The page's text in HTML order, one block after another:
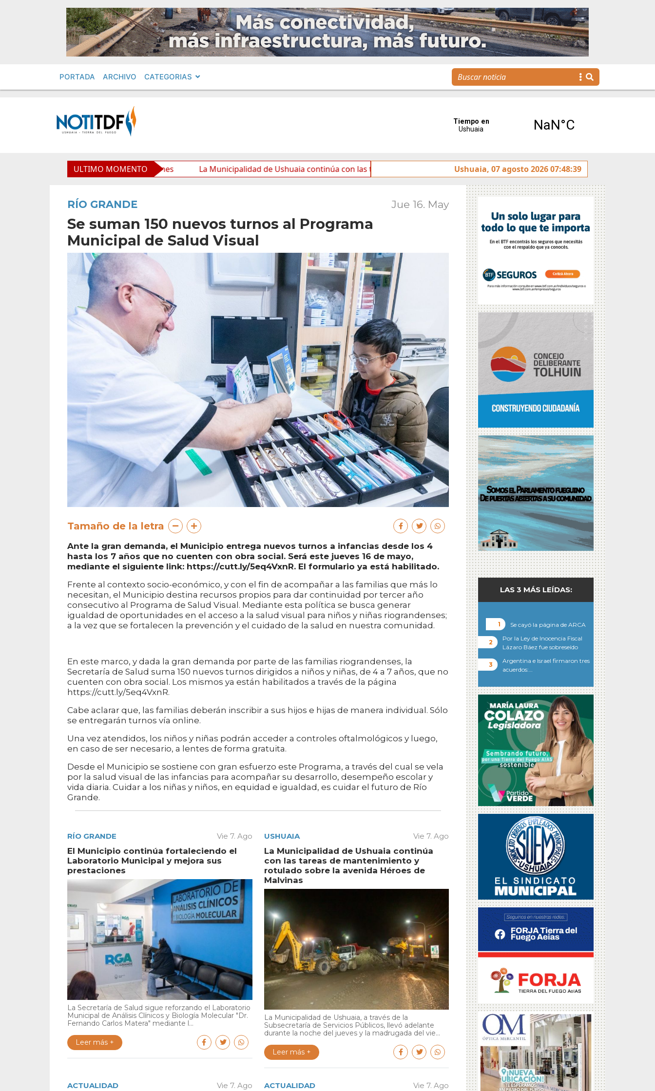
PORTADA ARCHIVO CATEGORIAS
ULTIMO MOMENTO
Municipal y mejora sus prestaciones La Municipalidad de Ushuaia continúa con las tareas de mantenimiento y rotulado sobre la avenida Héroes de Malvinas
Ushuaia, 07 agosto 2026 07:48:39
RÍO GRANDE Jue 16. May
Se suman 150 nuevos turnos al Programa
Municipal de Salud Visual
Tamaño de la letra
Ante la gran demanda, el Municipio entrega nuevos turnos a infancias desde los 4
hasta los 7 años que no cuenten con obra social. Será este jueves 16 de mayo,
mediante el siguiente link: https://cutt.ly/5eq4VxnR. El formulario ya está habilitado.
Frente al contexto socio-económico, y con el fin de acompañar a las familias que más lo
necesitan, el Municipio destina recursos propios para dar continuidad por tercer año
consecutivo al Programa de Salud Visual. Mediante esta política se busca generar
igualdad de oportunidades en el acceso a la salud visual para niños y niñas riograndenses;
a la vez que se fortalecen la prevención y el cuidado de la salud en nuestra comunidad.
En este marco, y dada la gran demanda por parte de las familias riograndenses, la
Secretaría de Salud suma 150 nuevos turnos dirigidos a niños y niñas, de 4 a 7 años, que no
cuenten con obra social. Los mismos ya están habilitados a través de la página
https://cutt.ly/5eq4VxnR.
Cabe aclarar que, las familias deberán inscribir a sus hijos e hijas de manera individual. Sólo
se entregarán turnos vía online.
Una vez atendidos, los niños y niñas podrán acceder a controles oftalmológicos y luego,
en caso de ser necesario, a lentes de forma gratuita.
Desde el Municipio se sostiene con gran esfuerzo este Programa, a través del cual se vela
por la salud visual de las infancias para acompañar su desarrollo, desempeño escolar y
vida diaria. Cuidar a los niñas y niños, en equidad e igualdad, es cuidar el futuro de Río
Grande.
RÍO GRANDE Vie 7. Ago
El Municipio continúa fortaleciendo el
Laboratorio Municipal y mejora sus
prestaciones
La Secretaría de Salud sigue reforzando el Laboratorio
Municipal de Análisis Clínicos y Biología Molecular "Dr.
Fernando Carlos Matera" mediante l...
Leer más +
USHUAIA Vie 7. Ago
La Municipalidad de Ushuaia continúa
con las tareas de mantenimiento y
rotulado sobre la avenida Héroes de
Malvinas
La Municipalidad de Ushuaia, a través de la
Subsecretaría de Servicios Públicos, llevó adelante
durante la noche del jueves y la madrugada del vie...
Leer más +
ACTUALIDAD Vie 7. Ago ACTUALIDAD Vie 7. Ago
LAS 3 MÁS LEÍDAS:
Se cayó la página de ARCA
Por la Ley de Inocencia Fiscal
Lázaro Báez fue sobreseído
Argentina e Israel firmaron tres
acuerdos:…